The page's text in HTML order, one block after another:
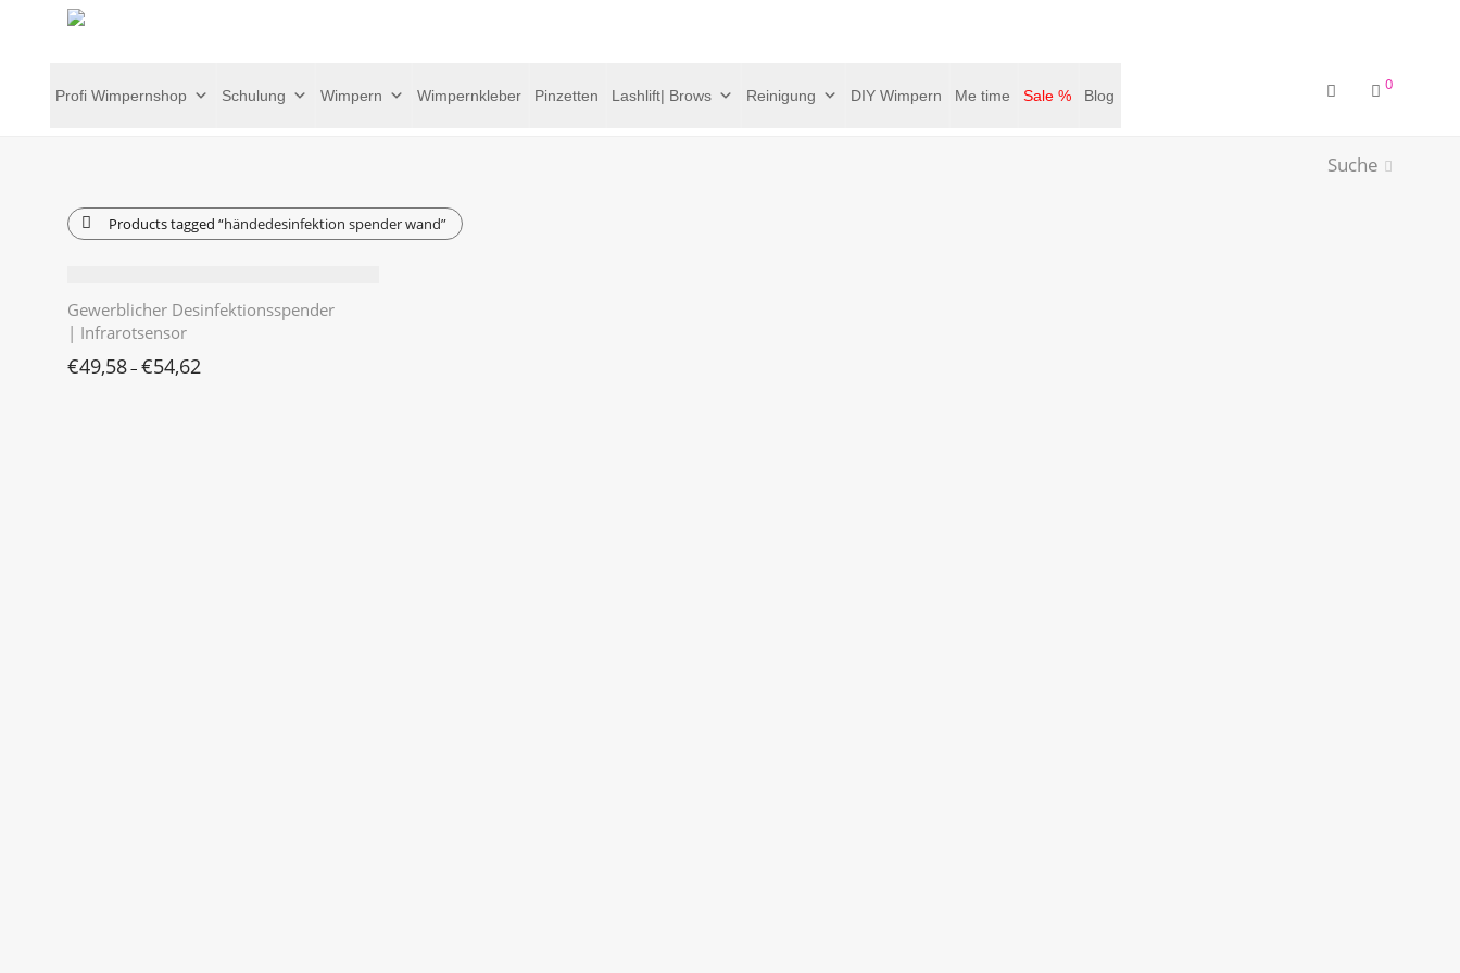
Profi Wimpernshop Schulung Wimpern Wimpernkleber Pinzetten Lashlift| Brows Reinigung DIY Wimpern Me time Sale % Blog
0
Suche
Products tagged “händedesinfektion spender wand”
Gewerblicher Desinfektionsspender
| Infrarotsensor
€49,58– €54,62